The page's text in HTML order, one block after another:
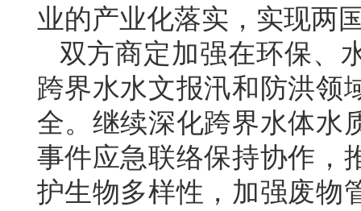
业的产业化落实，实现两
双方商定加强在环保、
跨界水水文报汛和防洪领
全。继续深化跨界水体水
事件应急联络保持协作，
护生物多样性，加强废物